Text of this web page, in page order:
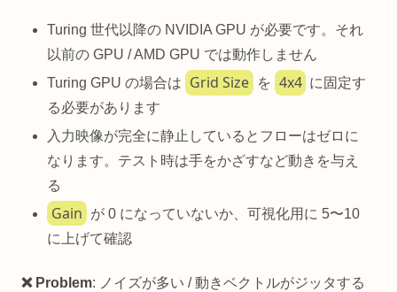
Turing 世代以降の NVIDIA GPU が必要です。それ
以前の GPU / AMD GPU では動作しません
Turing GPU の場合は
Grid Size を 4x4 に固定す
る必要があります
入力映像が完全に静止しているとフローはゼロに
なります。テスト時は手をかざすなど動きを与え
る
Gain
が 0 になっていないか、可視化用に 5〜10
に上げて確認
❌ Problem: ノイズが多い / 動きベクトルがジッタする